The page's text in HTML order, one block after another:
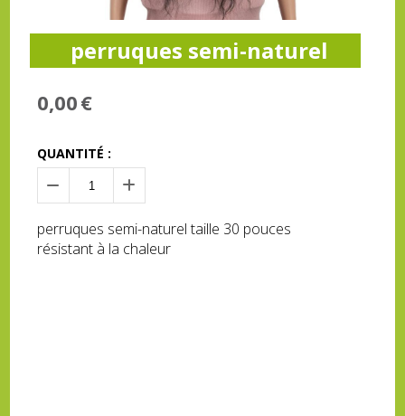
perruques semi-naturel
0,00€
QUANTITÉ :
perruques semi-naturel taille 30 pouces
résistant à la chaleur